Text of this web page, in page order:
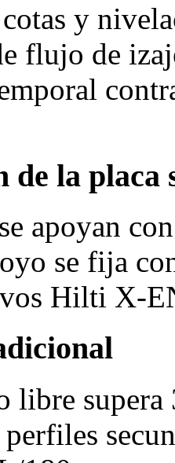
cotas y
flujo de
de la placa
apoyan
se fija
Hilti
libre supera